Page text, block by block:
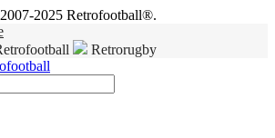
2025 Retrofootball®.
Retrorugby